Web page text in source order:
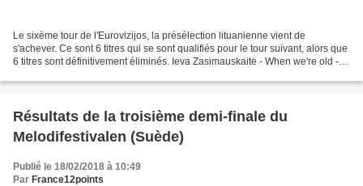
Le sixème tour de l'Eurovizijos, la présélection lituanienne vient de
s'achever. Ce sont 6 titres qui se sont qualifiés pour le tour suivant, alors que
6 titres sont définitivement éliminés. Ieva Zasimauskaitė - When we're old -
Résultats de la troisième demi-finale du
Melodifestivalen (Suède)
Publié le 18/02/2018 à 10:49
Par France12points